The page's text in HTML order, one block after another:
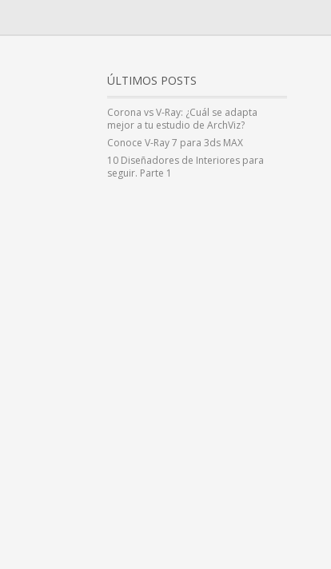
ÚLTIMOS POSTS
Corona vs V-Ray: ¿Cuál se adapta
mejor a tu estudio de ArchViz?
Conoce V-Ray 7 para 3ds MAX
10 Diseñadores de Interiores para
seguir. Parte 1